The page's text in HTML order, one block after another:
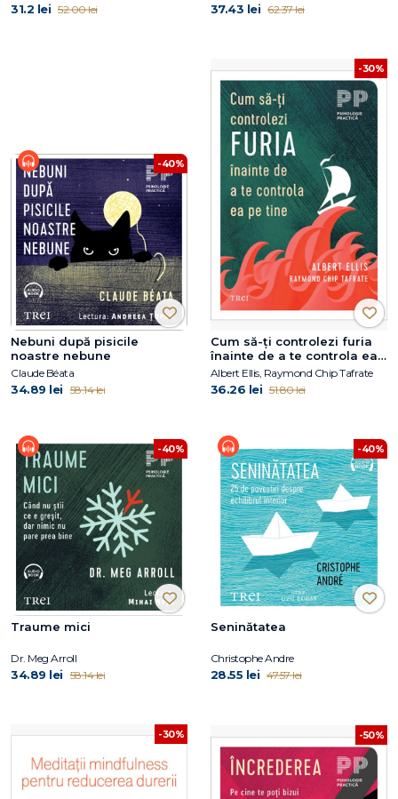
31.2 lei 52.00 lei 37.43 lei 62.37 lei
-40%
Nebuni după pisicile
noastre nebune
Claude Béata
34.89 lei 58.14 lei
-30%
Cum să-ţi controlezi furia
înainte de a te controla ea
pe tine
Albert Ellis, Raymond Chip Tafrate
36.26 lei 51.80 lei
-40%
Traume mici
Dr. Meg Arroll
34.89 lei 58.14 lei
-40%
Seninătatea
Christophe Andre
28.55 lei 47.57 lei
-30% -50%